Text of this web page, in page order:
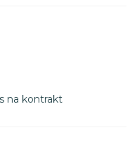
na kontrakt